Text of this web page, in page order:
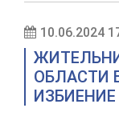
10.06.2024
ОБЛАСТИ